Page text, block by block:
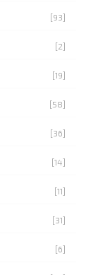
[93]
[2]
[19]
[58]
[36]
[14]
[11]
[31]
[6]